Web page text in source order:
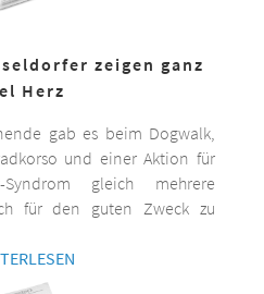
zeigen ganz
Herz
gab es beim Dogwalk,
und einer Aktion für
gleich mehrere
für den guten Zweck zu